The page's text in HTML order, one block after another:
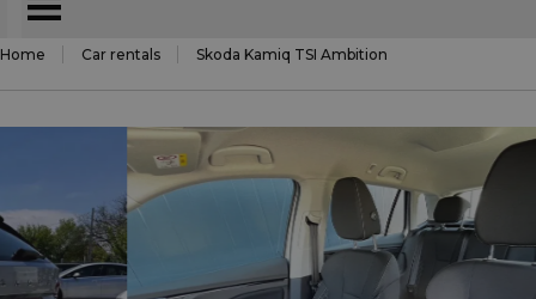
Home Car rentals Skoda Kamiq TSI Ambition